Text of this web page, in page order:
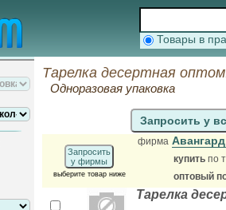
Товары в
Тарелка десертная
Одноразовая упаковка
Запросить у
Запросить
у фирмы
выберите товар ниже
фирма
купить по
оптовый
Тарелка